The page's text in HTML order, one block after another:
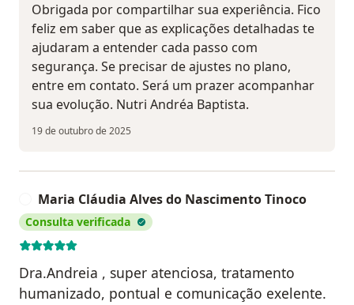
Obrigada por compartilhar sua experiência. Fico
feliz em saber que as explicações detalhadas te
ajudaram a entender cada passo com
segurança. Se precisar de ajustes no plano,
entre em contato. Será um prazer acompanhar
sua evolução. Nutri Andréa Baptista.
19 de outubro de 2025
Maria Cláudia Alves do Nascimento Tinoco
Consulta verificada
Dra.Andreia , super atenciosa, tratamento
humanizado, pontual e comunicação exelente.